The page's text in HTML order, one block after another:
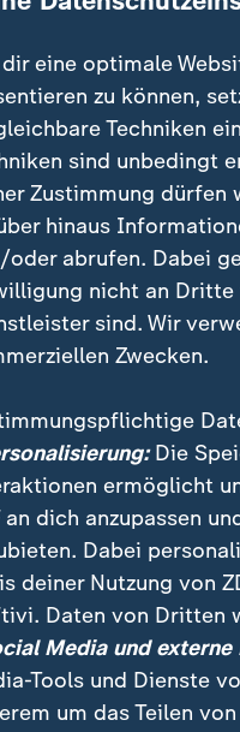
vor. Für die
heute.
| heute
Haft nach
1:33
eine optimale
zu können,
Techniken
sind unbedingt
Zustimmung dürfen
hinaus
oder abrufen. Dabei
nicht an
sind. Wir
Zwecken.
Die
ermöglicht
an dich anzupassen
Dabei
deiner Nutzung von
Daten von Dritten
Media und
Tools und Dienste
um das Teilen